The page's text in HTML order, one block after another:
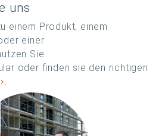
uns
einem Produkt, einem
einer
Sie
oder finden sie den richtigen
.